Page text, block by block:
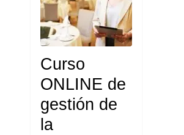
Curso
ONLINE de
gestión de
la